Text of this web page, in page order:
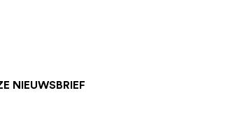
NIEUWSBRIEF